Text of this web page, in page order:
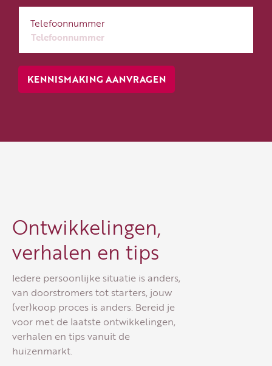
Telefoonnummer
KENNISMAKING AANVRAGEN
Ontwikkelingen,
verhalen en tips
Iedere persoonlijke situatie is anders,
van doorstromers tot starters, jouw
(ver)koop proces is anders. Bereid je
voor met de laatste ontwikkelingen,
verhalen en tips vanuit de
huizenmarkt.